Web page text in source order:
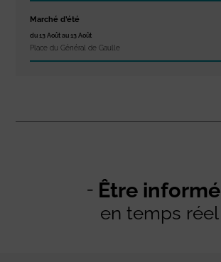
Marché d’été
du 13 Août au 13 Août
Place du Général de Gaulle
Être informé
en temps réel